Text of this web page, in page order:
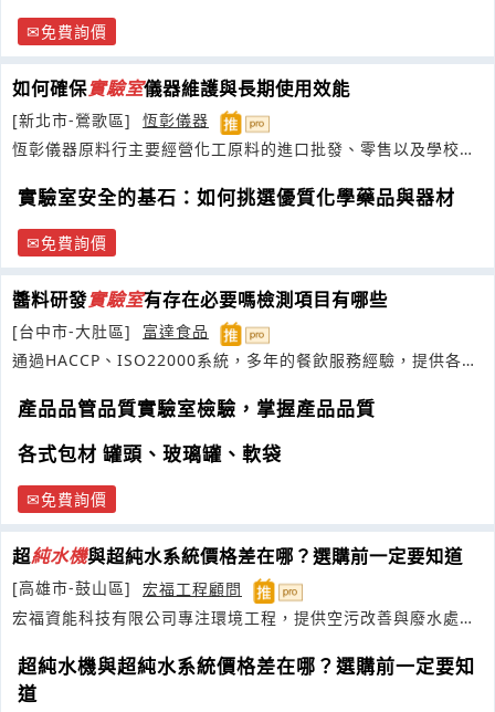
免費詢價
如何確保實驗室儀器維護與長期使用效能
[新北市-鶯歌區]
恆彰儀器
恆彰儀器原料行主要經營化工原料的進口批發、零售以及學校實
實驗室安全的基石：如何挑選優質化學藥品與器材
免費詢價
醬料研發實驗室有存在必要嗎檢測項目有哪些
[台中市-大肚區]
富達食品
通過HACCP、ISO22000系統，多年的餐飲服務經驗，提供各式
產品品管品質實驗室檢驗，掌握產品品質
各式包材 罐頭、玻璃罐、軟袋
免費詢價
超純水機與超純水系統價格差在哪？選購前一定要知道
[高雄市-鼓山區]
宏福工程顧問
宏福資能科技有限公司專注環境工程，提供空污改善與廢水處理
超純水機與超純水系統價格差在哪？選購前一定要知
道